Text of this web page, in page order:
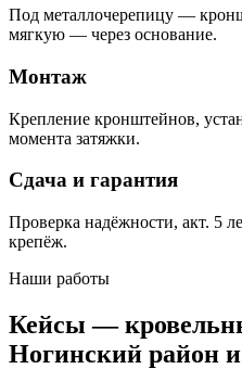
Под металлочерепицу —
мягкую — через основание.
Монтаж
Крепление кронштейнов,
момента затяжки.
Сдача и гарантия
Проверка надёжности, акт. 5
крепёж.
Наши работы
Кейсы —
Ногинский район